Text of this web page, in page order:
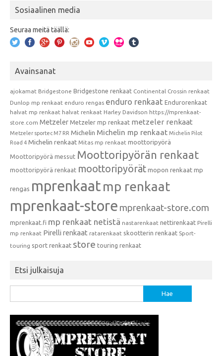
Sosiaalinen media
Seuraa meitä täällä:
Avainsanat
ajokamat Bridgestone Bridgestone renkaat Continental Crossin renkaat
Dunlop mp renkaat enduro rengas enduro renkaat Endurorenkaat
halvat mp renkaat halvat renkaat Harley Davidson https://mprenkaat-
store.com Metzeler Metzeler mp renkaat metzeler renkaat
Metzeler sportec M7 RR Michelin Michelin mp renkaat Michelin Pilot
Road 4 Michelin renkaat Mitas mp renkaat moottoripyörä
Moottoripyörä messut Moottoripyörän renkaat
moottoripyörä renkaat moottoripyörät mopon renkaat mp
rengas mprenkaat mp renkaat
mprenkaat-store mprenkaat-store.com
mprenkaat.fi mp renkaat netistä nastarenkaat nettirenkaat Pirelli
mp renkaat Pirelli renkaat ratarenkaat skootterin renkaat Sport-
touring sport renkaat store touring renkaat
Etsi julkaisuja